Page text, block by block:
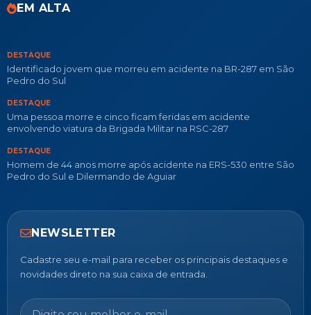
EM ALTA
DESTAQUE
Identificado jovem que morreu em acidente na BR-287 em São
Pedro do Sul
DESTAQUE
Uma pessoa morre e cinco ficam feridas em acidente
envolvendo viatura da Brigada Militar na RSC-287
DESTAQUE
Homem de 44 anos morre após acidente na ERS-530 entre São
Pedro do Sul e Dilermando de Aguiar
NEWSLETTER
Cadastre seu e-mail para receber os principais destaques e
novidades direto na sua caixa de entrada.